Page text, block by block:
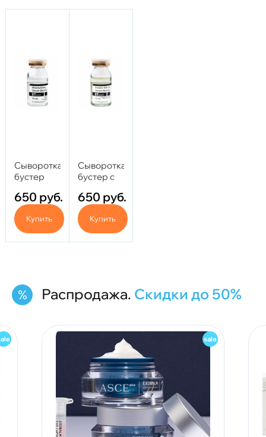
Сыворотка-
бустер
восстанавливающая
с
пантенолом,
бетаином
и
650 руб.
Купить
Сыворотка-
бустер с
шелка 9%
и
гиалуроновой
кислотой
650 руб.
Купить
Распродажа. Скидки до 50%